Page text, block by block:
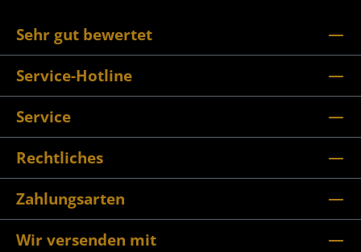
Sehr gut bewertet
Service-Hotline
Service
Rechtliches
Zahlungsarten
Wir versenden mit